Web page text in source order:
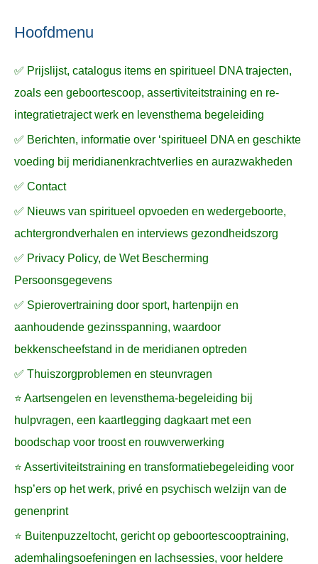
na
r
:
Hoofdmenu
✅ Prijslijst, catalogus items en spiritueel DNA trajecten,
zoals een geboortescoop, assertiviteitstraining en re-
integratietraject werk en levensthema begeleiding
✅ Berichten, informatie over ‘spiritueel DNA en geschikte
voeding bij meridianenkrachtverlies en aurazwakheden
✅ Contact
✅ Nieuws van spiritueel opvoeden en wedergeboorte,
achtergrondverhalen en interviews gezondheidszorg
✅ Privacy Policy, de Wet Bescherming
Persoonsgegevens
✅ Spierovertraining door sport, hartenpijn en
aanhoudende gezinsspanning, waardoor
bekkenscheefstand in de meridianen optreden
✅ Thuiszorgproblemen en steunvragen
⭐ Aartsengelen en levensthema-begeleiding bij
hulpvragen, een kaartlegging dagkaart met een
boodschap voor troost en rouwverwerking
⭐ Assertiviteitstraining en transformatiebegeleiding voor
hsp’ers op het werk, privé en psychisch welzijn van de
genenprint
⭐ Buitenpuzzeltocht, gericht op geboortescooptraining,
ademhalingsoefeningen en lachsessies, voor heldere
n